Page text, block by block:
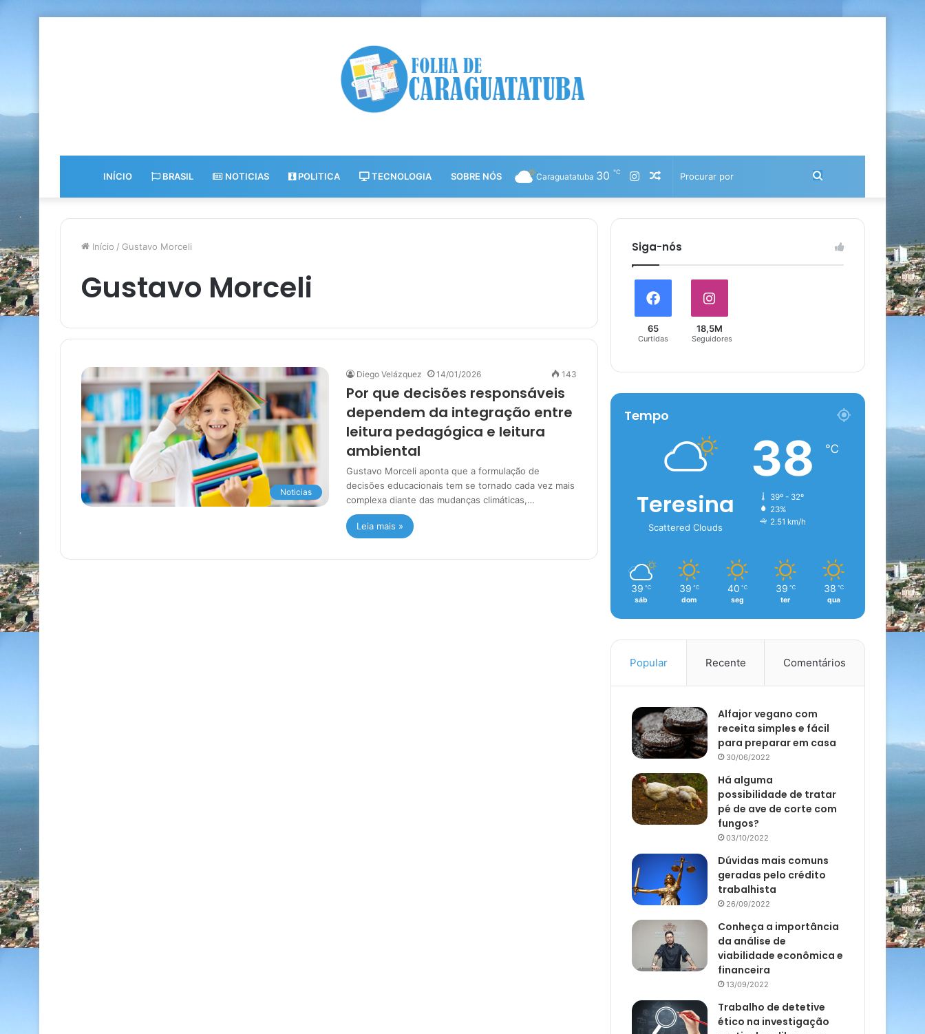
INÍCIO BRASIL NOTICIAS POLITICA TECNOLOGIA SOBRE NÓS
por
Artigo
aleatório
Instagram
Caraguatatuba 30 ℃
Início / Gustavo Morceli
Gustavo Morceli
Noticias
Diego Velázquez 14/01/2026 143
Por que decisões responsáveis
dependem da integração entre
leitura pedagógica e leitura
ambiental
Gustavo Morceli aponta que a formulação de
decisões educacionais tem se tornado cada vez mais
complexa diante das mudanças climáticas,…
Leia mais »
Siga-nós
65
Curtidas
18,5M
Seguidores
Tempo
Teresina
Scattered Clouds
38 ℃
39º - 32º
23%
2.51 km/h
39 ℃
sáb
39 ℃
dom
40 ℃
seg
39 ℃
ter
38 ℃
qua
Popular Recente Comentários
Alfajor vegano com
receita simples e fácil
para preparar em casa
30/06/2022
Há alguma
possibilidade de tratar
pé de ave de corte com
fungos?
03/10/2022
Dúvidas mais comuns
geradas pelo crédito
trabalhista
26/09/2022
Conheça a importância
da análise de
viabilidade econômica e
financeira
13/09/2022
Trabalho de detetive
ético na investigação